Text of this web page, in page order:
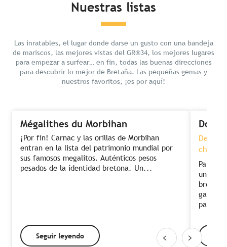
Nuestras listas
Las inratables, el lugar donde darse un gusto con una bandeja
de mariscos, las mejores vistas del GR®34, los mejores lugares
para empezar a surfear… en fin, todas las buenas direcciones
para descubrir lo mejor de Bretaña. Las pequeñas gemas y
nuestros favoritos, ¡es por aquí!
Mégalithes du Morbihan
¡Por fin! Carnac y las orillas de Morbihan
entran en la lista del patrimonio mundial por
sus famosos megalitos. Auténticos pesos
pesados de la identidad bretona. Un...
Seguir leyendo
chef
Para
una
bretón.
para...